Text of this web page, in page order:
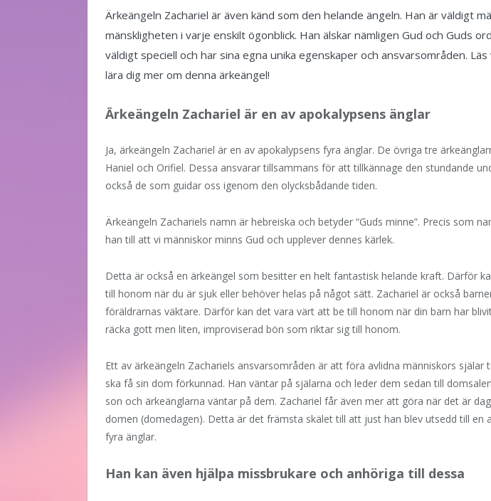
Ärkeängeln Zachariel är även känd som den helande ängeln. Han är väldigt
mänskligheten i varje enskilt ögonblick. Han älskar nämligen Gud och Guds
väldigt speciell och har sina egna unika egenskaper och ansvarsområden.
lära dig mer om denna ärkeängel!
Ärkeängeln Zachariel är en av apokalypsens änglar
Ja, ärkeängeln Zachariel är en av apokalypsens fyra änglar. De övriga tre
Haniel och Orifiel. Dessa ansvarar tillsammans för att tillkännage den stundande
också de som guidar oss igenom den olycksbådande tiden.
Ärkeängeln Zachariels namn är hebreiska och betyder “Guds minne”. Precis som
han till att vi människor minns Gud och upplever dennes kärlek.
Detta är också en ärkeängel som besitter en helt fantastisk helande kraft. Därför
till honom när du är sjuk eller behöver helas på något sätt. Zachariel är också
föräldrarnas väktare. Därför kan det vara värt att be till honom när din barn har
räcka gott men liten, improviserad bön som riktar sig till honom.
Ett av ärkeängeln Zachariels ansvarsområden är att föra avlidna människors själar
ska få sin dom förkunnad. Han väntar på själarna och leder dem sedan till
son och ärkeänglarna väntar på dem. Zachariel får även mer att göra när det är
domen (domedagen). Detta är det främsta skälet till att just han blev utsedd till en
fyra änglar.
Han kan även hjälpa missbrukare och anhöriga till dessa